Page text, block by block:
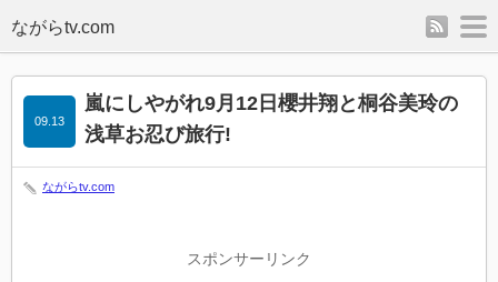
rss
嵐にしやがれ9月12日櫻井翔と桐谷美玲の
浅草お忍び旅行!
09.13
ながらtv.com
スポンサーリンク